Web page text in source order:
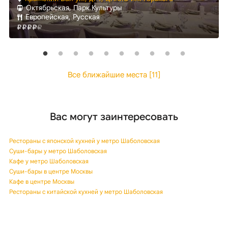
Октябрьская, Парк Культуры
Европейская, Русская
Все ближайшие места [11]
Вас могут заинтересовать
Рестораны с японской кухней у метро Шаболовская
Суши-бары у метро Шаболовская
Кафе у метро Шаболовская
Суши-бары в центре Москвы
Кафе в центре Москвы
Рестораны с китайской кухней у метро Шаболовская